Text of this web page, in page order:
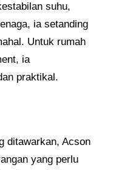
suhu,
ia setanding
Untuk rumah
ia
praktikal.
ditawarkan, Acson
yang perlu